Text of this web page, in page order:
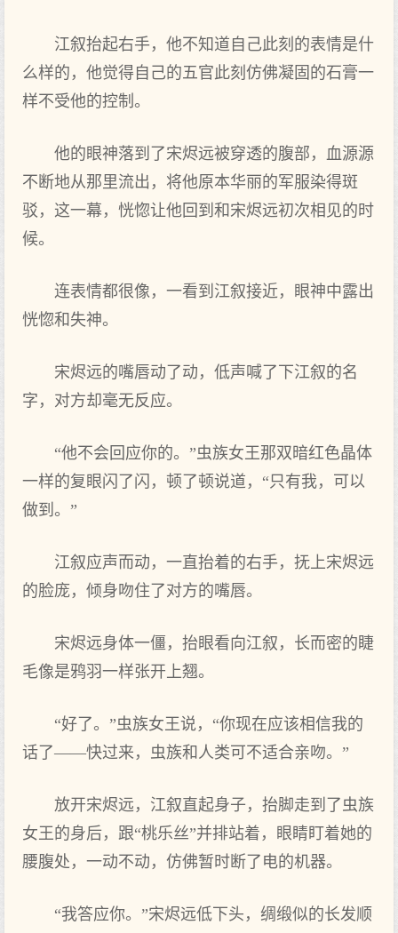
江叙抬起右手，他不知道自己此刻的表情是什
么样的，他觉得自己的五官此刻仿佛凝固的石膏一
样不受他的控制。
他的眼神落到了宋烬远被穿透的腹部，血源源
不断地从那里流出，将他原本华丽的军服染得斑
驳，这一幕，恍惚让他回到和宋烬远初次相见的时
候。
连表情都很像，一看到江叙接近，眼神中露出
恍惚和失神。
宋烬远的嘴唇动了动，低声喊了下江叙的名
字，对方却毫无反应。
“他不会回应你的。”虫族女王那双暗红色晶体
一样的复眼闪了闪，顿了顿说道，“只有我，可以
做到。”
江叙应声而动，一直抬着的右手，抚上宋烬远
的脸庞，倾身吻住了对方的嘴唇。
宋烬远身体一僵，抬眼看向江叙，长而密的睫
毛像是鸦羽一样张开上翘。
“好了。”虫族女王说，“你现在应该相信我的
话了——快过来，虫族和人类可不适合亲吻。”
放开宋烬远，江叙直起身子，抬脚走到了虫族
女王的身后，跟“桃乐丝”并排站着，眼睛盯着她的
腰腹处，一动不动，仿佛暂时断了电的机器。
“我答应你。”宋烬远低下头，绸缎似的长发顺